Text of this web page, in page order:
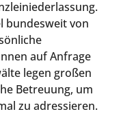
bundesweit von
auf Anfrage
legen großen
Betreuung, um
zu adressieren.